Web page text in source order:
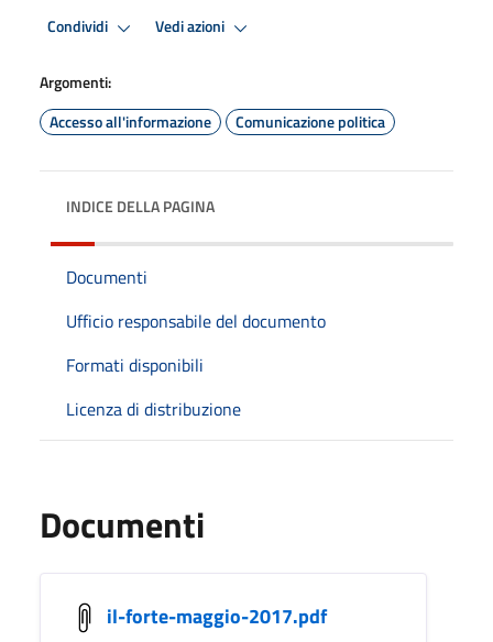
Condividi Vedi azioni
Argomenti:
Accesso all'informazione
Comunicazione politica
INDICE DELLA PAGINA
Documenti
Ufficio responsabile del documento
Formati disponibili
Licenza di distribuzione
Documenti
il-forte-maggio-2017.pdf